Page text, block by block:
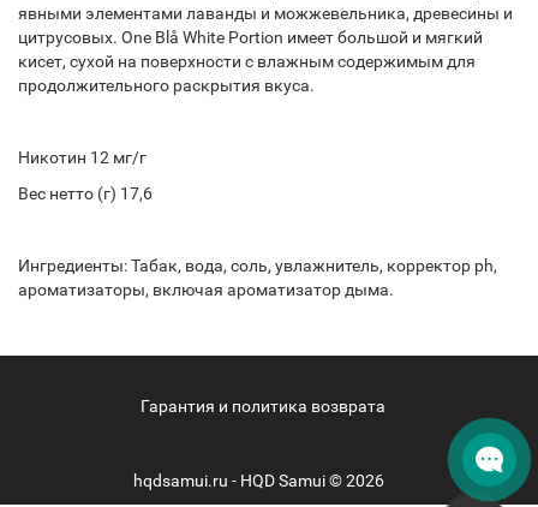
явными элементами лаванды и можжевельника, древесины и
цитрусовых. One Blå White Portion имеет большой и мягкий
кисет, сухой на поверхности с влажным содержимым для
продолжительного раскрытия вкуса.
Никотин 12 мг/г
Вес нетто (г) 17,6
Ингредиенты: Табак, вода, соль, увлажнитель, корректор ph,
ароматизаторы, включая ароматизатор дыма.
Гарантия и политика возврата
hqdsamui.ru - HQD Samui © 2026